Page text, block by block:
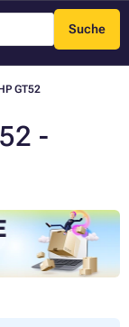
Suche
Menü
GT52
-